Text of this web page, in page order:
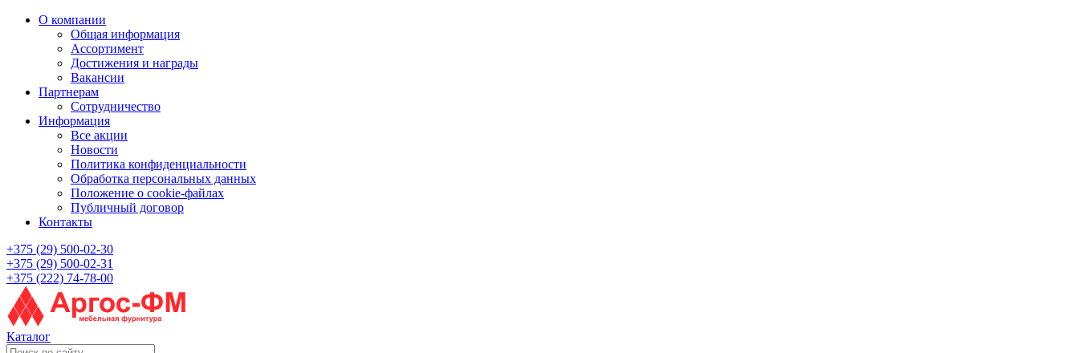
О компании
Общая информация
Ассортимент
Достижения и награды
Вакансии
Партнерам
Сотрудничество
Информация
Все акции
Новости
Политика конфиденциальности
Обработка персональных данных
Положение о cookie-файлах
Публичный договор
Контакты
+375 (29) 500-02-30
+375 (29) 500-02-31
+375 (222) 74-78-00
Каталог